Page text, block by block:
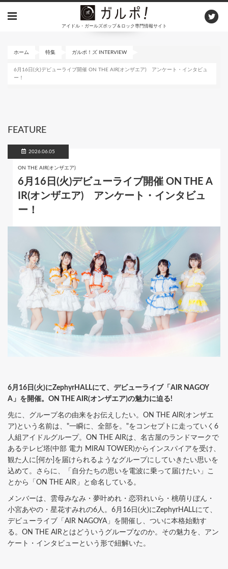
アイドル・ガールズポップ＆ロック専門情報サイト
ホーム 特集 ガルポ！ズ INTERVIEW
6月16日(火)デビューライブ開催 ON THE AIR(オンザエア) アンケート・インタビュ
ー！
FEATURE
2026.06.05
ON THE AIR(オンザエア)
6月16日(火)デビューライブ開催 ON THE A
IR(オンザエア) アンケート・インタビュ
ー！
6月16日(火)にZephyrHALLにて、デビューライブ「AIR NAGOY
A」を開催。ON THE AIR(オンザエア)の魅力に迫る!
先に、グループ名の由来をお伝えしたい。ON THE AIR(オンザエ
ア)という名前は、"一瞬に、全部を。"をコンセプトに走っていく6
人組アイドルグループ。ON THE AIRは、名古屋のランドマークで
あるテレビ塔(中部 電力 MIRAI TOWER)からインスパイアを受け、
観た人に[何か]を届けられるようなグループにしていきたい思いを
込めて。さらに、「自分たちの思いを電波に乗って届けたい」こ
とから「ON THE AIR」と命名している。
メンバーは、雲母みなみ・夢叶めれ・恋羽れいら・桃萌りぼん・
小宮あやの・星花すみれの6人。6月16日(火)にZephyrHALLにて、
デビューライブ「AIR NAGOYA」を開催し、ついに本格始動す
る。ON THE AIRとはどういうグループなのか。その魅力を、アン
ケート・インタビューという形で紐解いた。